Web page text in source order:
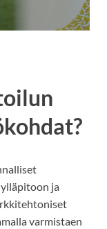
ja
varmistaen